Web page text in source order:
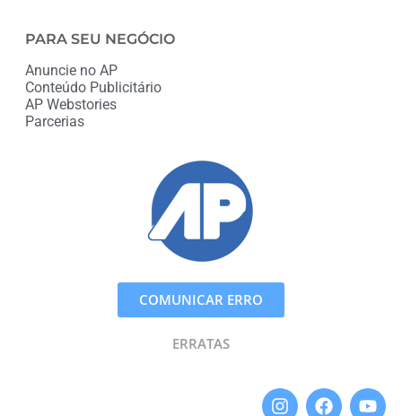
PARA SEU NEGÓCIO
Anuncie no AP
Conteúdo Publicitário
AP Webstories
Parcerias
COMUNICAR ERRO
ERRATAS